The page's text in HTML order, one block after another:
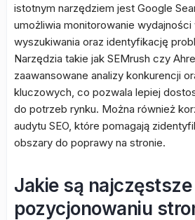
istotnym narzędziem jest Google
umożliwia monitorowanie
wyszukiwania oraz identyfikację
Narzędzia takie jak SEMrush czy
zaawansowane analizy konkurencji
kluczowych, co pozwala lepiej
do potrzeb rynku. Można również
audytu SEO, które pomagają
obszary do poprawy na stronie.
Jakie są najczęstsze
pozycjonowaniu